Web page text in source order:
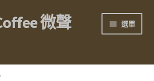
微聲
選單